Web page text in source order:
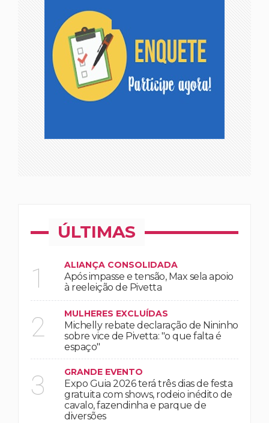
ÚLTIMAS
1 ALIANÇA CONSOLIDADA
Após impasse e tensão, Max sela apoio
à reeleição de Pivetta
2 MULHERES EXCLUÍDAS
Michelly rebate declaração de Nininho
sobre vice de Pivetta: "o que falta é
espaço"
3 GRANDE EVENTO
Expo Guia 2026 terá três dias de festa
gratuita com shows, rodeio inédito de
cavalo, fazendinha e parque de
diversões